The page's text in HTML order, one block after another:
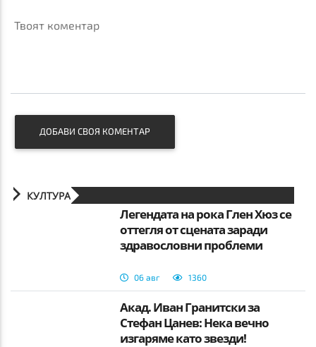
Твоят коментар
ДОБАВИ СВОЯ КОМЕНТАР
КУЛТУРА
Легендата на рока Глен Хюз се
оттегля от сцената заради
здравословни проблеми
06 авг 1360
Акад. Иван Гранитски за
Стефан Цанев: Нека вечно
изгаряме като звезди!